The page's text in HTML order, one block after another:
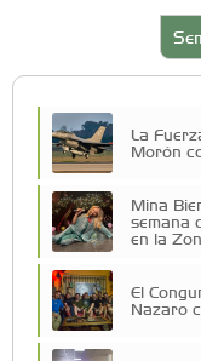
La
Morón
Mina
semana
en la
El
Nazaro